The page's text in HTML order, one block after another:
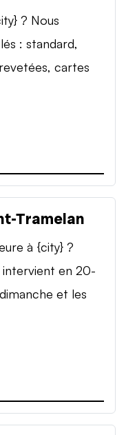
? Nous
: standard,
cartes
Tramelan
à {city} ?
en 20-
et les